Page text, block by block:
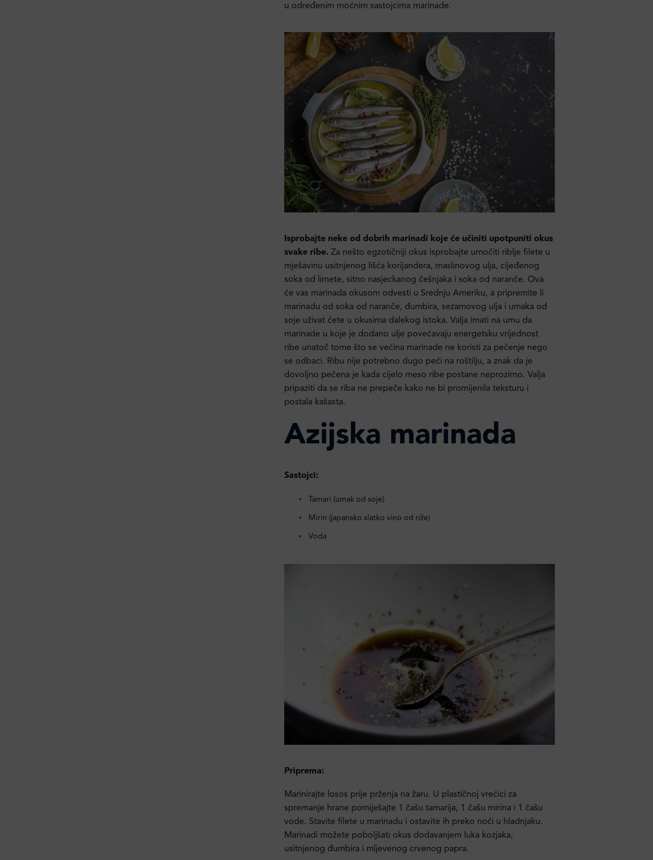
u određenim moćnim sastojcima marinade.
Isprobajte neke od dobrih marinadi koje će učiniti upotpuniti okus
svake ribe. Za nešto egzotičniji okus isprobajte umočiti riblje filete u
mješavinu usitnjenog lišća korijandera, maslinovog ulja, cijeđenog
soka od limete, sitno nasjeckanog češnjaka i soka od naranče. Ova
će vas marinada okusom odvesti u Srednju Ameriku, a pripremite li
marinadu od soka od naranče, đumbira, sezamovog ulja i umaka od
soje uživat ćete u okusima dalekog istoka. Valja imati na umu da
marinade u koje je dodano ulje povećavaju energetsku vrijednost
ribe unatoč tome što se većina marinade ne koristi za pečenje nego
se odbaci. Ribu nije potrebno dugo peći na roštilju, a znak da je
dovoljno pečena je kada cijelo meso ribe postane neprozirno. Valja
pripaziti da se riba ne prepeče kako ne bi promijenila teksturu i
postala kašasta.
Azijska marinada
Sastojci:
Tamari (umak od soje)
Mirin (japansko slatko vino od riže)
Voda
Priprema:
Marinirajte losos prije prženja na žaru. U plastičnoj vrećici za
spremanje hrane pomiješajte 1 čašu tamarija, 1 čašu mirina i 1 čašu
vode. Stavite filete u marinadu i ostavite ih preko noći u hladnjaku.
Marinadi možete poboljšati okus dodavanjem luka kozjaka,
usitnjenog đumbira i mljevenog crvenog papra.